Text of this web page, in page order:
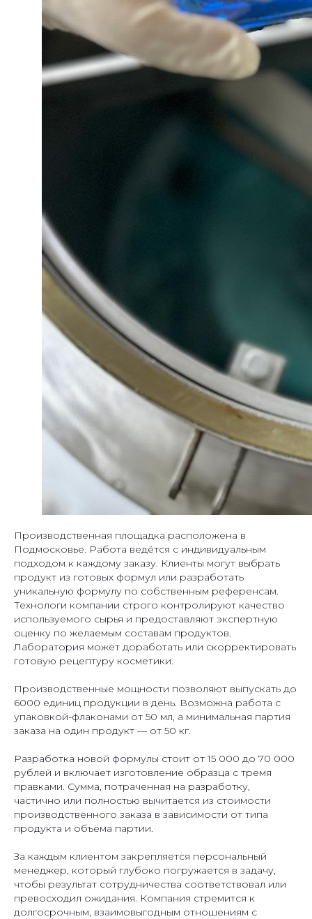
Производственная площадка расположена в
Подмосковье. Работа ведётся с индивидуальным
подходом к каждому заказу. Клиенты могут выбрать
продукт из готовых формул или разработать
уникальную формулу по собственным референсам.
Технологи компании строго контролируют качество
используемого сырья и предоставляют экспертную
оценку по желаемым составам продуктов.
Лаборатория может доработать или скорректировать
готовую рецептуру косметики.
Производственные мощности позволяют выпускать до
6000 единиц продукции в день. Возможна работа с
упаковкой-флаконами от 50 мл, а минимальная партия
заказа на один продукт — от 50 кг.
Разработка новой формулы стоит от 15 000 до 70 000
рублей и включает изготовление образца с тремя
правками. Сумма, потраченная на разработку,
частично или полностью вычитается из стоимости
производственного заказа в зависимости от типа
продукта и объёма партии.
За каждым клиентом закрепляется персональный
менеджер, который глубоко погружается в задачу,
чтобы результат сотрудничества соответствовал или
превосходил ожидания. Компания стремится к
долгосрочным, взаимовыгодным отношениям с